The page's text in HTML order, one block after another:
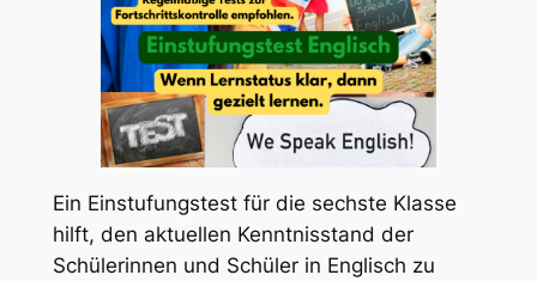
Ein Einstufungstest für die sechste Klasse
hilft, den aktuellen Kenntnisstand der
Schülerinnen und Schüler in Englisch zu